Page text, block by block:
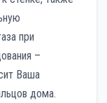
при
–
Ваша
дома.